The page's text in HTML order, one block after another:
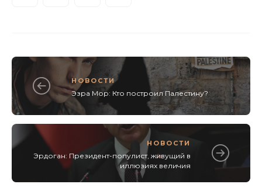
НОВОСТИ
Эзра Мор: Кто построил Палестину?
НОВОСТИ
Эрдоган: Президент-популист, живущий в
иллюзиях величия